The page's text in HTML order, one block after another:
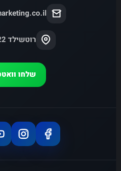
רוטשילד 22, תל אביב
שלחו